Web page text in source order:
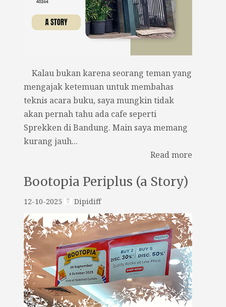
Kalau bukan karena seorang teman yang
mengajak ketemuan untuk membahas
teknis acara buku, saya mungkin tidak
akan pernah tahu ada cafe seperti
Sprekken di Bandung. Main saya memang
kurang jauh...
Read more
Bootopia Periplus (a Story)
12-10-2025 Dipidiff